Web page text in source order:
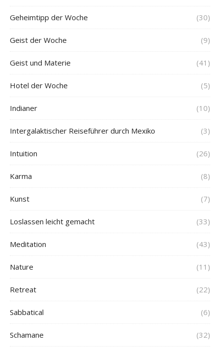
Geheimtipp der Woche (30)
Geist der Woche (9)
Geist und Materie (41)
Hotel der Woche (5)
Indianer (10)
Intergalaktischer Reiseführer durch Mexiko (3)
Intuition (26)
Karma (8)
Kunst (7)
Loslassen leicht gemacht (33)
Meditation (43)
Nature (11)
Retreat (22)
Sabbatical (6)
Schamane (32)